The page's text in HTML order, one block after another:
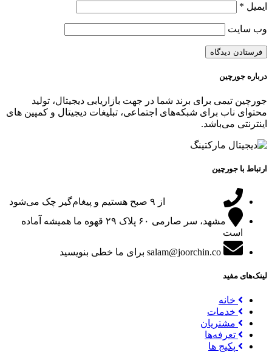
ایمیل *
وب‌ سایت
درباره جورچین
جورچین تیمی برای برند شما در جهت بازاریابی دیجیتال، تولید
محتوای ناب برای شبکه‌های اجتماعی، تبلیغات دیجیتال و کمپین های
اینترنتی می‌باشد.
ارتباط با جورچین
از ۹ صبح هستیم و پیغام‌گیر چک می‌شود
مشهد، سر صارمی ۶۰ پلاک ۲۹
قهوه ما همیشه آماده
است
salam@joorchin.co برای ما خطی بنویسید
لینک‌های مفید
خانه
خدمات
مشتریان
تعرفه‌ها
پکیج ها